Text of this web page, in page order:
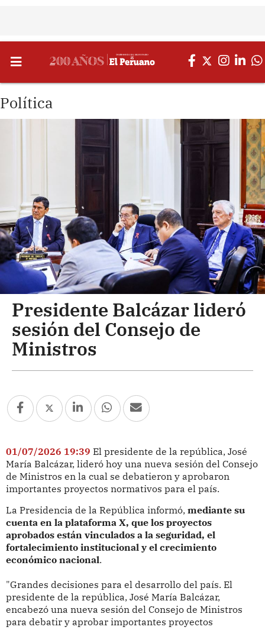
Política
Presidente Balcázar lideró
sesión del Consejo de
Ministros
01/07/2026 19:39 El presidente de la república, José
María Balcázar, lideró hoy una nueva sesión del Consejo
de Ministros en la cual se debatieron y aprobaron
importantes proyectos normativos para el país.
La Presidencia de la República informó, mediante su
cuenta en la plataforma X, que los proyectos
aprobados están vinculados a la seguridad, el
fortalecimiento institucional y el crecimiento
económico nacional.
"Grandes decisiones para el desarrollo del país. El
presidente de la república, José María Balcázar,
encabezó una nueva sesión del Consejo de Ministros
para debatir y aprobar importantes proyectos